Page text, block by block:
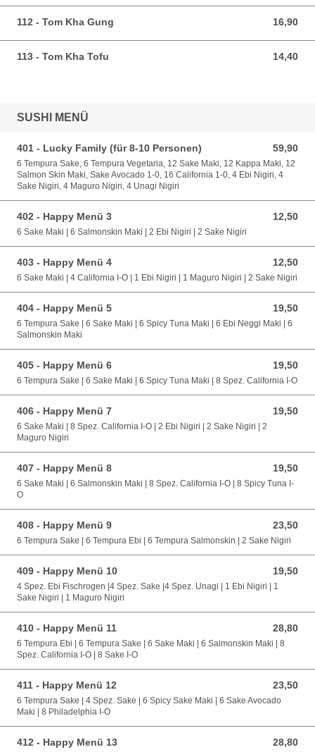
112 - Tom Kha Gung 16,90
16,90 EUR
113 - Tom Kha Tofu 14,40
14,40 EUR
SUSHI MENÜ
401 - Lucky Family (für 8-10 Personen) 59,90
59,90 EUR
6 Tempura Sake, 6 Tempura Vegetaria, 12 Sake Maki, 12 Kappa Maki, 12
Salmon Skin Maki, Sake Avocado 1-0, 16 California 1-0, 4 Ebi Nigiri, 4
Sake Nigiri, 4 Maguro Nigiri, 4 Unagi Nigiri
402 - Happy Menü 3 12,50
12,50 EUR
6 Sake Maki | 6 Salmonskin Maki | 2 Ebi Nigiri | 2 Sake Nigiri
403 - Happy Menü 4 12,50
12,50 EUR
6 Sake Maki | 4 California I-O | 1 Ebi Nigiri | 1 Maguro Nigiri | 2 Sake Nigiri
404 - Happy Menü 5 19,50
19,50 EUR
6 Tempura Sake | 6 Sake Maki | 6 Spicy Tuna Maki | 6 Ebi Neggi Maki | 6
Salmonskin Maki
405 - Happy Menü 6 19,50
19,50 EUR
6 Tempura Sake | 6 Sake Maki | 6 Spicy Tuna Maki | 8 Spez. California I-O
406 - Happy Menü 7 19,50
19,50 EUR
6 Sake Maki | 8 Spez. California I-O | 2 Ebi Nigiri | 2 Sake Nigiri | 2
Maguro Nigiri
407 - Happy Menü 8 19,50
19,50 EUR
6 Sake Maki | 6 Salmonskin Maki | 8 Spez. California I-O | 8 Spicy Tuna I-
O
408 - Happy Menü 9 23,50
23,50 EUR
6 Tempura Sake | 6 Tempura Ebi | 6 Tempura Salmonskin | 2 Sake Nigiri
409 - Happy Menü 10 19,50
19,50 EUR
4 Spez. Ebi Fischrogen |4 Spez. Sake |4 Spez. Unagi | 1 Ebi Nigiri | 1
Sake Nigiri | 1 Maguro Nigiri
410 - Happy Menü 11 28,80
28,80 EUR
6 Tempura Ebi | 6 Tempura Sake | 6 Sake Maki | 6 Salmonskin Maki | 8
Spez. California I-O | 8 Sake I-O
411 - Happy Menü 12 23,50
23,50 EUR
6 Tempura Sake | 4 Spez. Sake | 6 Spicy Sake Maki | 6 Sake Avocado
Maki | 8 Philadelphia I-O
412 - Happy Menü 13 28,80
28,80 EUR